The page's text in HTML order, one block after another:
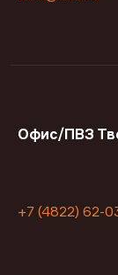
Офис/ПВЗ
+7 (4822) 62-